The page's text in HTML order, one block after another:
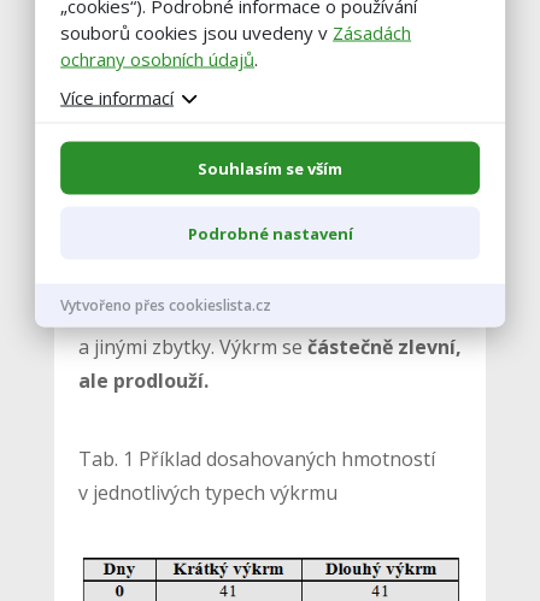
Kuřata dostávají potřebné množství
vitamínů a minerálních látek.
možností i výkrm polointenzivní
statkovými krmivy, případně kuchyňskými
a jinými zbytky. Výkrm sečástečně zlevní,
ale prodlouží.
Tab. 1 Příklad dosahovaných hmotností
v jednotlivých typech výkrmu
„cookies“). Podrobné informace o používání
souborů cookies jsou uvedeny v Zásadách
ochrany osobních údajů.
Více informací
Souhlasím se vším
Podrobné nastavení
Vytvořeno přes cookieslista.cz